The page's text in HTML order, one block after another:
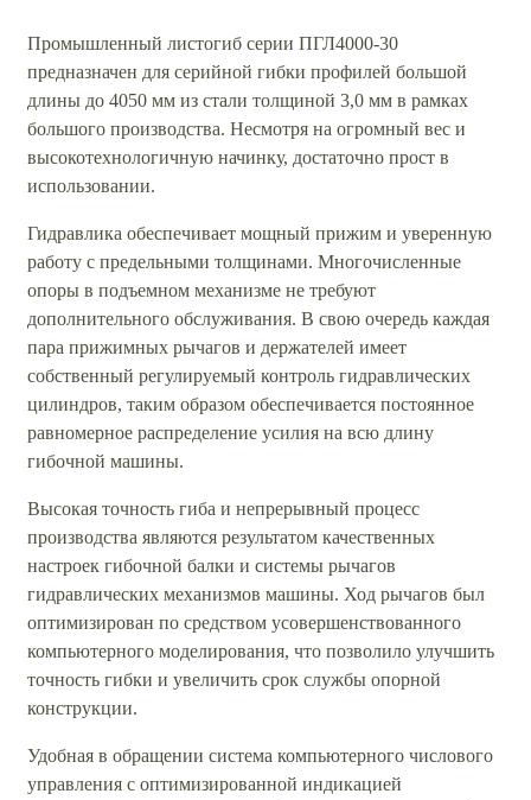
Промышленный листогиб серии ПГЛ4000-30
предназначен для серийной гибки профилей большой
длины до 4050 мм из стали толщиной 3,0 мм в рамках
большого производства. Несмотря на огромный вес и
высокотехнологичную начинку, достаточно прост в
использовании.
Гидравлика обеспечивает мощный прижим и уверенную
работу с предельными толщинами. Многочисленные
опоры в подъемном механизме не требуют
дополнительного обслуживания. В свою очередь каждая
пара прижимных рычагов и держателей имеет
собственный регулируемый контроль гидравлических
цилиндров, таким образом обеспечивается постоянное
равномерное распределение усилия на всю длину
гибочной машины.
Высокая точность гиба и непрерывный процесс
производства являются результатом качественных
настроек гибочной балки и системы рычагов
гидравлических механизмов машины. Ход рычагов был
оптимизирован по средством усовершенствованного
компьютерного моделирования, что позволило улучшить
точность гибки и увеличить срок службы опорной
конструкции.
Удобная в обращении система компьютерного числового
управления с оптимизированной индикацией